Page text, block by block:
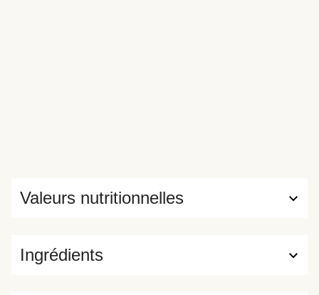
Ingrédients
Valeurs nutritionnelles